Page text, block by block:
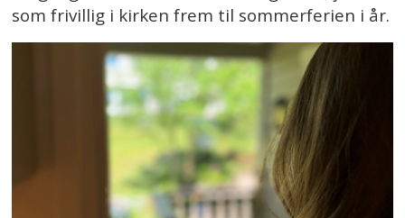
som frivillig i kirken frem til sommerferien i år.